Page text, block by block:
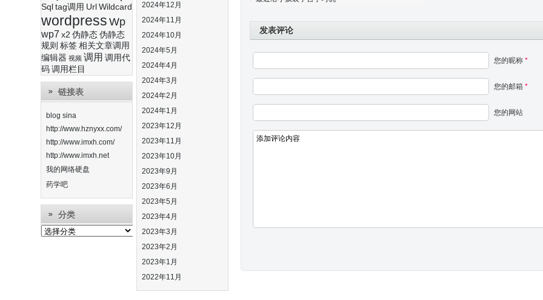
发表评论
您的昵称*
您的邮箱*
您的网站
Sql tag调用 Url Wildcard
wordpress Wp
wp7 x2 伪静态 伪静态
规则 标签 相关文章调用
编辑器 视频 调用 调用代
码 调用栏目
链接表
blog sina
http://www.hznyxx.com/
http://www.imxh.com/
http://www.imxh.net
我的网络硬盘
药学吧
分类
分
类
2024年12月
2024年11月
2024年10月
2024年5月
2024年4月
2024年3月
2024年2月
2024年1月
2023年12月
2023年11月
2023年10月
2023年9月
2023年6月
2023年5月
2023年4月
2023年3月
2023年2月
2023年1月
2022年11月